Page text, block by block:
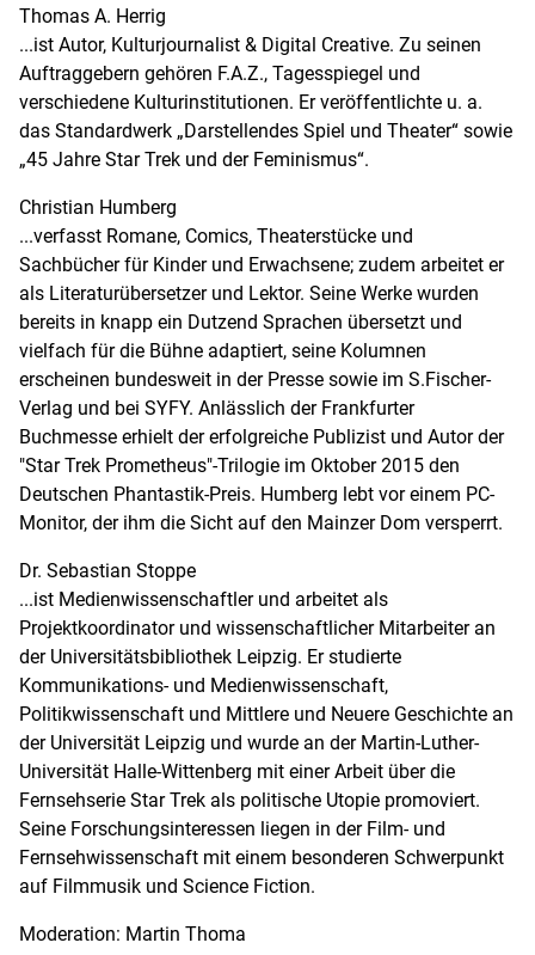
Thomas A. Herrig
...ist Autor, Kulturjournalist & Digital Creative. Zu seinen
Auftraggebern gehören F.A.Z., Tagesspiegel und
verschiedene Kulturinstitutionen. Er veröffentlichte u. a.
das Standardwerk „Darstellendes Spiel und Theater“ sowie
„45 Jahre Star Trek und der Feminismus“.
Christian Humberg
...verfasst Romane, Comics, Theaterstücke und
Sachbücher für Kinder und Erwachsene; zudem arbeitet er
als Literaturübersetzer und Lektor. Seine Werke wurden
bereits in knapp ein Dutzend Sprachen übersetzt und
vielfach für die Bühne adaptiert, seine Kolumnen
erscheinen bundesweit in der Presse sowie im S.Fischer-
Verlag und bei SYFY. Anlässlich der Frankfurter
Buchmesse erhielt der erfolgreiche Publizist und Autor der
"Star Trek Prometheus"-Trilogie im Oktober 2015 den
Deutschen Phantastik-Preis. Humberg lebt vor einem PC-
Monitor, der ihm die Sicht auf den Mainzer Dom versperrt.
Dr. Sebastian Stoppe
...ist Medienwissenschaftler und arbeitet als
Projektkoordinator und wissenschaftlicher Mitarbeiter an
der Universitätsbibliothek Leipzig. Er studierte
Kommunikations- und Medienwissenschaft,
Politikwissenschaft und Mittlere und Neuere Geschichte an
der Universität Leipzig und wurde an der Martin-Luther-
Universität Halle-Wittenberg mit einer Arbeit über die
Fernsehserie Star Trek als politische Utopie promoviert.
Seine Forschungsinteressen liegen in der Film- und
Fernsehwissenschaft mit einem besonderen Schwerpunkt
auf Filmmusik und Science Fiction.
Moderation: Martin Thoma